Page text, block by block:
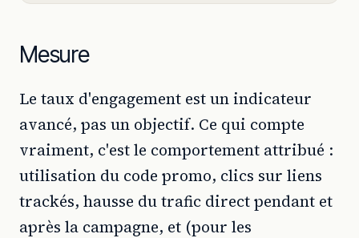
Mesure
Le taux d'engagement est un indicateur
avancé, pas un objectif. Ce qui compte
vraiment, c'est le comportement attribué :
utilisation du code promo, clics sur liens
trackés, hausse du trafic direct pendant et
après la campagne, et (pour les